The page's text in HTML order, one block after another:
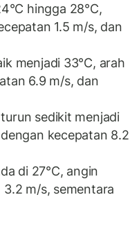
hingga 28°C,
1.5 m/s, dan
menjadi 33°C, arah
6.9 m/s, dan
sedikit menjadi
kecepatan 8.2
di 27°C, angin
m/s, sementara